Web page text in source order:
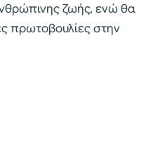
ζωής, ενώ θα
πρωτοβουλίες στην